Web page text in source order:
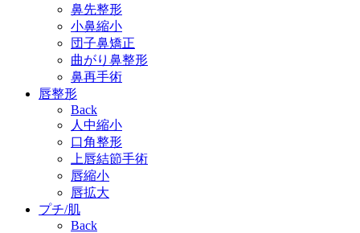
鼻先整形
小鼻縮小
団子鼻矯正
曲がり鼻整形
鼻再手術
唇整形
Back
人中縮小
口角整形
上唇結節手術
唇縮小
唇拡大
プチ/肌
Back